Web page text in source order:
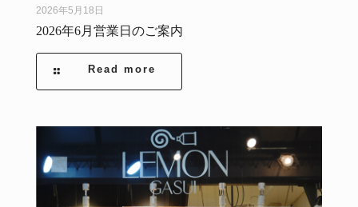
2026年5月18日
2026年6月営業日のご案内
Read more